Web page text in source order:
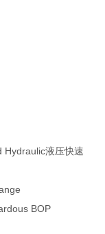
Hydraulic液压快速
BOP